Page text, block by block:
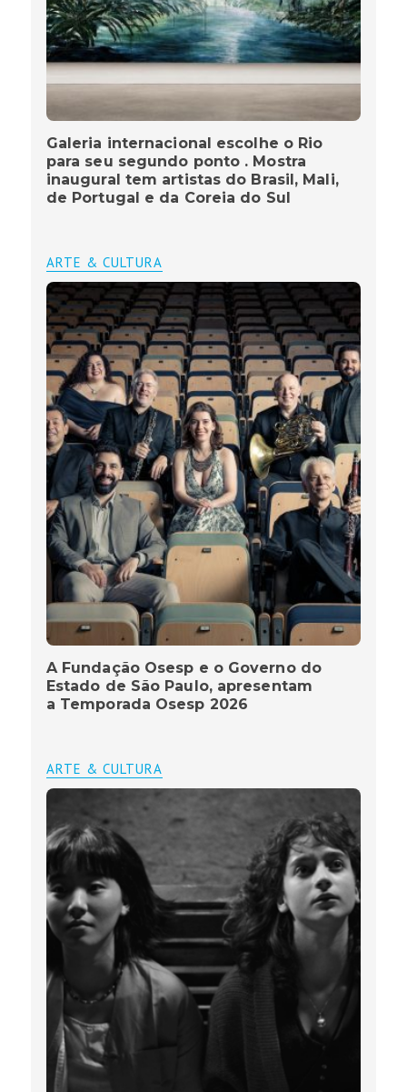
Galeria internacional escolhe o Rio
para seu segundo ponto . Mostra
inaugural tem artistas do Brasil, Mali,
de Portugal e da Coreia do Sul
ARTE & CULTURA
A Fundação Osesp e o Governo do
Estado de São Paulo, apresentam
a Temporada Osesp 2026
ARTE & CULTURA